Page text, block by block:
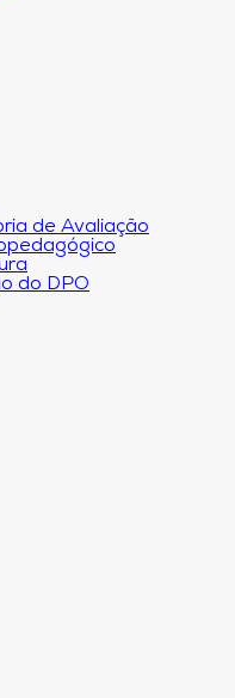
de Avaliação
do DPO